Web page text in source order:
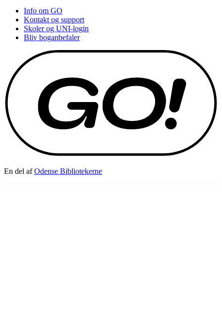
Info om GO
Kontakt og support
Skoler og UNI-login
Bliv boganbefaler
En del af Odense Bibliotekerne